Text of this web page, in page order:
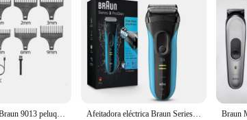
Crafted from high-grade stainless steel, these blades are
every stroke is precise and effective. The ergonomic design
Available in sets, you can choose the quantity
replacing worn-out blades; they are also about saving
Original Fang Braun 9013 peluquería eléctrica cabezal de afeitado empujador eléctrico cortadora de pelo cortadora de precisión para hombres Afeitadora eléctrica Braun Series 3 Proskin 3040s, afeitado en seco y húmedo, corte de pelo, comodidad de la piel para hombres, maquinilla de afeitar de lámina con recortadora de precisión